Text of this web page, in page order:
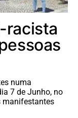
racista
numa
7 de Junho, no
manifestantes